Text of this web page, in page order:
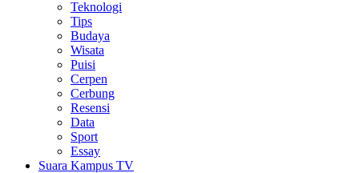
Teknologi
Tips
Budaya
Wisata
Puisi
Cerpen
Cerbung
Resensi
Data
Sport
Essay
Suara Kampus TV